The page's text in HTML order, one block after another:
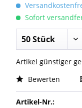
Sofort
Artikel günstiger
Bewerten
Artikel-Nr.: